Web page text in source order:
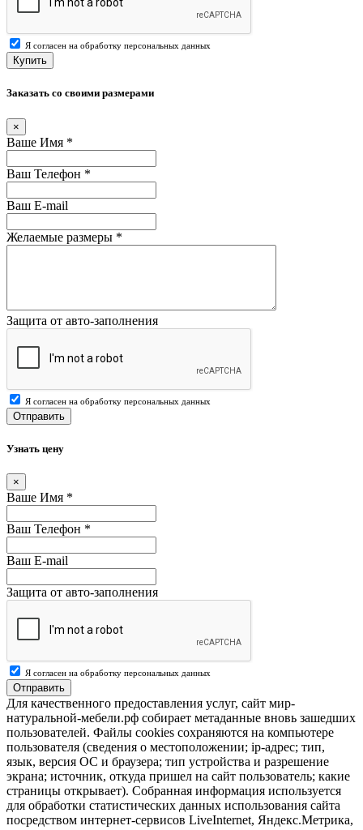
Я согласен на обработку персональных данных
Купить
Заказать со своими размерами
×
Ваше Имя *
Ваш Телефон *
Ваш E-mail
Желаемые размеры *
Защита от авто-заполнения
Я согласен на обработку персональных данных
Отправить
Узнать цену
×
Ваше Имя *
Ваш Телефон *
Ваш E-mail
Защита от авто-заполнения
Я согласен на обработку персональных данных
Отправить
Для качественного предоставления услуг, сайт мир-
натуральной-мебели.рф собирает метаданные вновь зашедших
пользователей. Файлы cookies сохраняются на компьютере
пользователя (сведения о местоположении; ip-адрес; тип,
язык, версия ОС и браузера; тип устройства и разрешение
экрана; источник, откуда пришел на сайт пользователь; какие
страницы открывает). Собранная информация используется
для обработки статистических данных использования сайта
посредством интернет-сервисов LiveInternet, Яндекс.Метрика,